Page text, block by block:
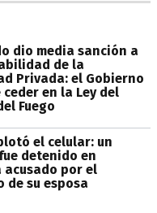
dio media sanción a
de la
Privada: el Gobierno
ceder en la Ley del
Fuego
el celular: un
detenido en
acusado por el
de su esposa